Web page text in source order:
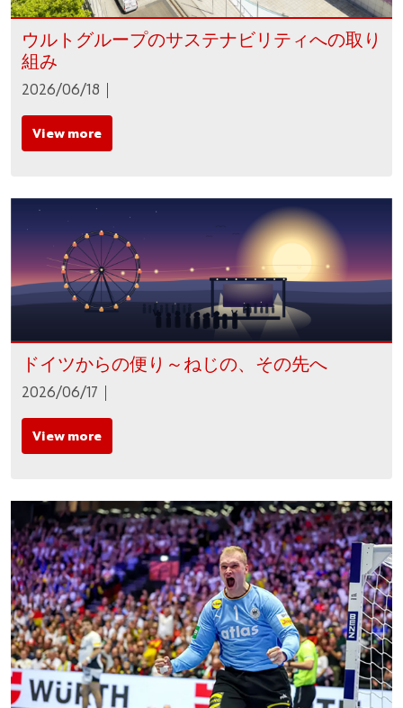
ウルトグループのサステナビリティへの取り
組み
2026/06/18
View more
ドイツからの便り～ねじの、その先へ
2026/06/17
View more